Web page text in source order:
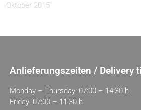
Oktober 2015
Anlieferungszeiten / Delivery
Monday – Thursday: 07:00 – 14:30 h
Friday: 07:00 – 11:30 h